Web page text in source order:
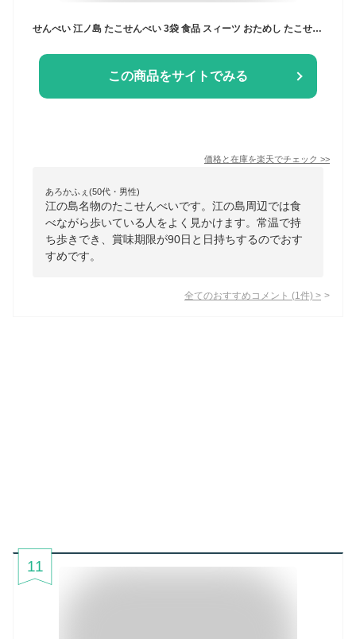
せんべい 江ノ島 たこせんべい 3袋 食品 スィーツ おためし たこせん お試し お菓子 たこ せんべい 煎餅 お取り寄せ お土産 菓子 グルメ ギフト プレゼント 送料無料 退職 おかし 個包装 和菓子 詰め合わせ 誕生日 プレゼント 高級 手土産 美味しい 駄菓子 60代 50代 男性
この商品をサイトでみる
価格と在庫を楽天でチェック >>
あろかふぇ(50代・男性)
江の島名物のたこせんべいです。江の島周辺では食
べながら歩いている人をよく見かけます。常温で持
ち歩きでき、賞味期限が90日と日持ちするのでおす
すめです。
全てのおすすめコメント (1 件) >
11